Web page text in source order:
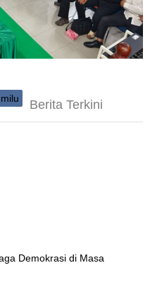
Berita Terkini
Demokrasi di Masa